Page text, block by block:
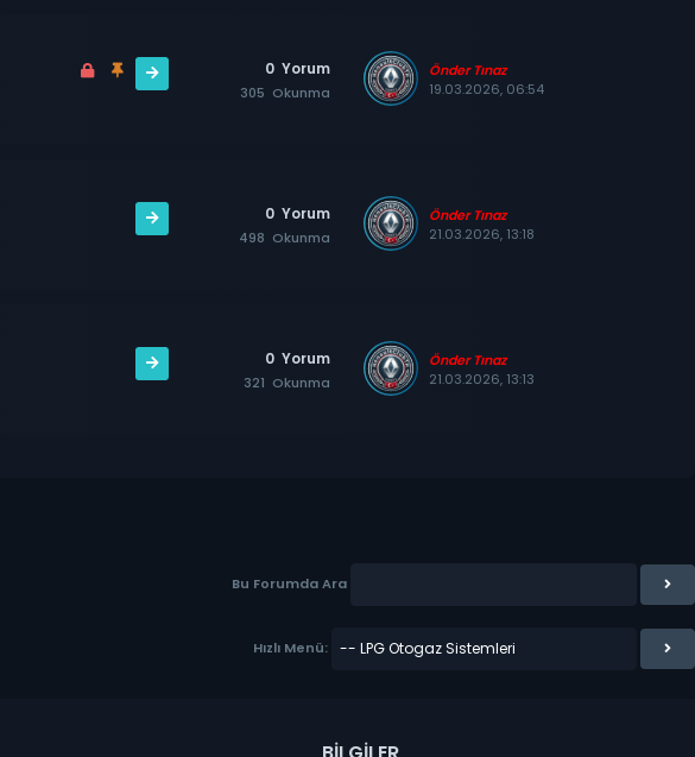
0 Yorum
305 Okunma
Önder Tınaz
19.03.2026, 06:54
0 Yorum
498 Okunma
Önder Tınaz
21.03.2026, 13:18
0 Yorum
321 Okunma
Önder Tınaz
21.03.2026, 13:13
Bu Forumda Ara
Hızlı Menü: